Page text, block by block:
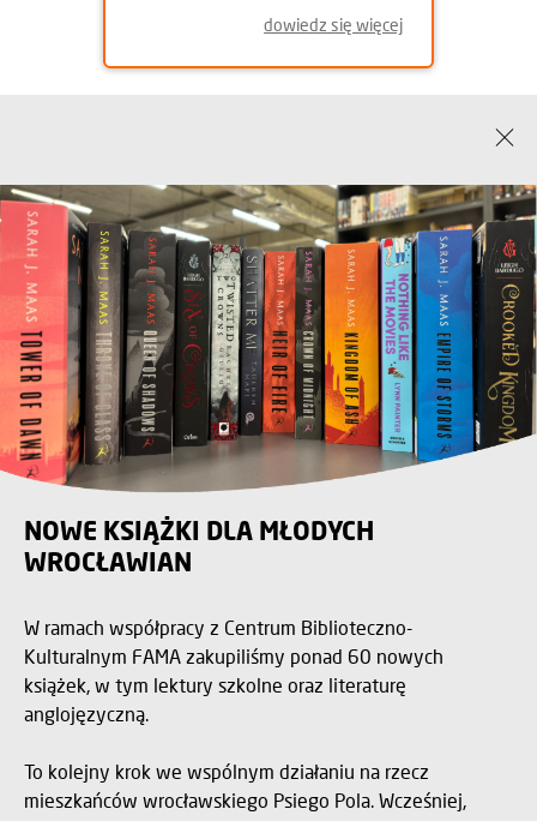
dowiedz się więcej
NOWE KSIĄŻKI DLA MŁODYCH
WROCŁAWIAN
W ramach współpracy z Centrum Biblioteczno-
Kulturalnym FAMA zakupiliśmy ponad 60 nowych
książek, w tym lektury szkolne oraz literaturę
anglojęzyczną.
To kolejny krok we wspólnym działaniu na rzecz
mieszkańców wrocławskiego Psiego Pola. Wcześniej,